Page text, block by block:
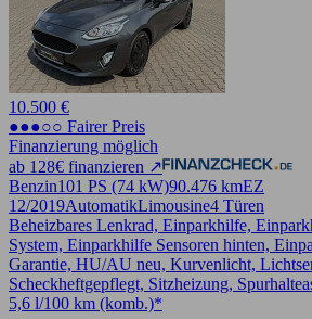
10.500 €
●●●○○ Fairer Preis
Finanzierung möglich
ab 128€ finanzieren ↗
Benzin101 PS (74 kW)90.476 kmEZ
12/2019AutomatikLimousine4 Türen
Beheizbares Lenkrad, Einparkhilfe,
System, Einparkhilfe Sensoren hinten,
Garantie, HU/AU neu, Kurvenlicht,
Scheckheftgepflegt, Sitzheizung,
5,6 l/100 km (komb.)*